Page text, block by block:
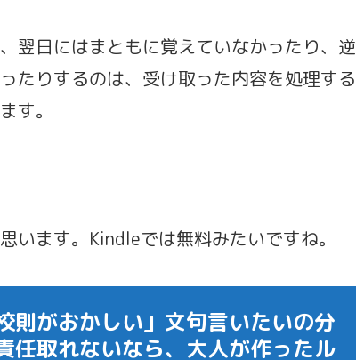
翌日にはまともに覚えていなかったり、逆
たりするのは、受け取った内容を処理する
す。
ます。Kindleでは無料みたいですね。
則がおかしい」文句言いたいの分
任取れないなら、大人が作ったル